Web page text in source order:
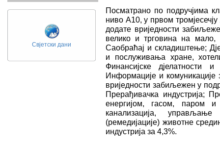
Свјетски дани
Посматрано по подручјима
ниво А10, у првом
додате вриједности
велико и трговина на мало,
Саобраћај и складиштење;
и послуживања хране,
Финансијске дјелатности
Информације и комуникације
вриједности забиљежен у
Прерађивачка индустрија;
енергијом, гасом, паром и
канализација,
(ремедијације) животне
индустрија за 4,3%.